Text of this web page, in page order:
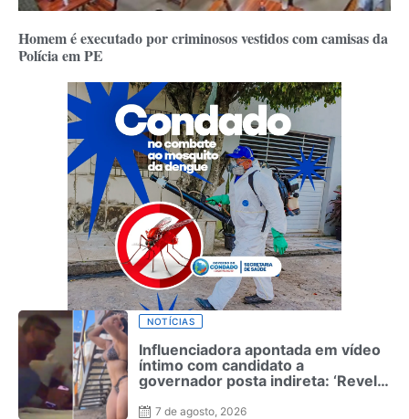
Homem é executado por criminosos vestidos com camisas da
Polícia em PE
NOTÍCIAS
Influenciadora apontada em vídeo
íntimo com candidato a
governador posta indireta: ‘Revela
7 de agosto, 2026